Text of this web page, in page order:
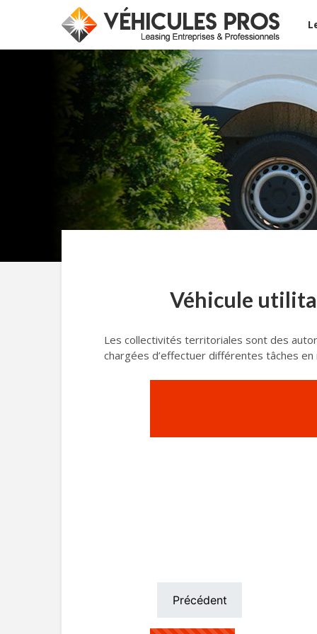
Véhicule
Les collectivités territoriales sont des
chargées d’effectuer différentes tâches